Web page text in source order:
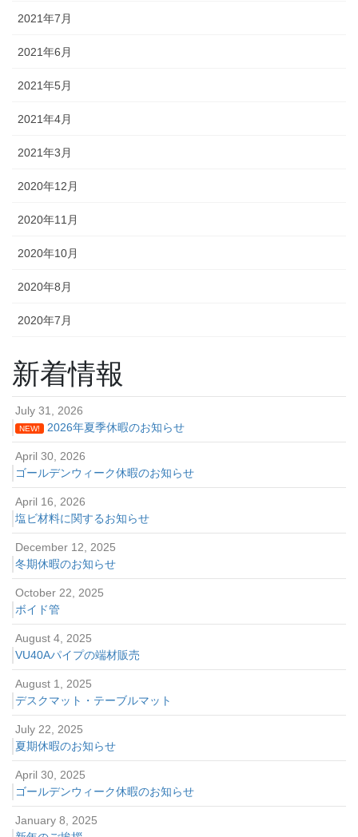
2021年7月
2021年6月
2021年5月
2021年4月
2021年3月
2020年12月
2020年11月
2020年10月
2020年8月
2020年7月
新着情報
July 31, 2026
NEW! 2026年夏季休暇のお知らせ
April 30, 2026
ゴールデンウィーク休暇のお知らせ
April 16, 2026
塩ビ材料に関するお知らせ
December 12, 2025
冬期休暇のお知らせ
October 22, 2025
ボイド管
August 4, 2025
VU40Aパイプの端材販売
August 1, 2025
デスクマット・テーブルマット
July 22, 2025
夏期休暇のお知らせ
April 30, 2025
ゴールデンウィーク休暇のお知らせ
January 8, 2025